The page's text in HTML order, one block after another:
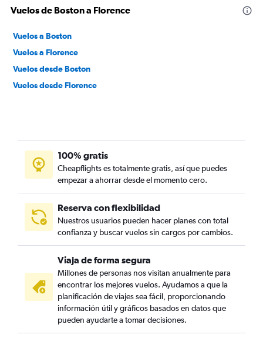
Vuelos de Boston a Florence
Vuelos a Boston
Vuelos a Florence
Vuelos desde Boston
Vuelos desde Florence
100% gratis
Cheapflights es totalmente gratis, así que puedes
empezar a ahorrar desde el momento cero.
Reserva con flexibilidad
Nuestros usuarios pueden hacer planes con total
confianza y buscar vuelos sin cargos por cambios.
Viaja de forma segura
Millones de personas nos visitan anualmente para
encontrar los mejores vuelos. Ayudamos a que la
planificación de viajes sea fácil, proporcionando
información útil y gráficos basados en datos que
pueden ayudarte a tomar decisiones.